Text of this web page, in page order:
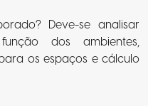
Deve-se analisar
dos ambientes,
os espaços e cálculo